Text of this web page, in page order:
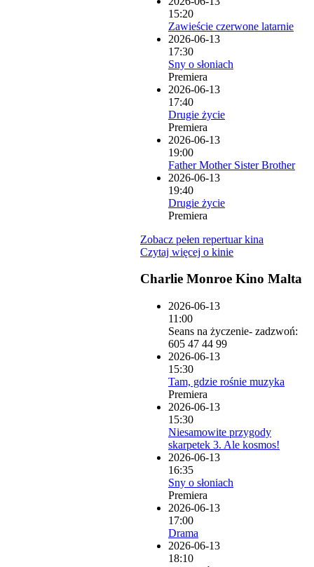
15:20
Zawieście czerwone latarnie
2026-06-13
17:30
Sny o słoniach
Premiera
2026-06-13
17:40
Drugie życie
Premiera
2026-06-13
19:00
Father Mother Sister Brother
2026-06-13
19:40
Drugie życie
Premiera
Zobacz pełen repertuar kina
Czytaj więcej o kinie
Charlie Monroe Kino Malta
2026-06-13
11:00
Seans na życzenie- zadzwoń:
605 47 44 99
2026-06-13
15:30
Tam, gdzie rośnie muzyka
Premiera
2026-06-13
15:30
Niesamowite przygody
skarpetek 3. Ale kosmos!
2026-06-13
16:35
Sny o słoniach
Premiera
2026-06-13
17:00
Drama
2026-06-13
18:10